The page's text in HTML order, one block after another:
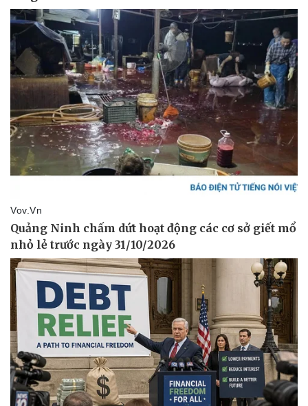
Du lịch
Tư vấn
Podcast
Câu chuyện thời sự
Đọc truyện đêm khuya
Hạt giống tâm hồn